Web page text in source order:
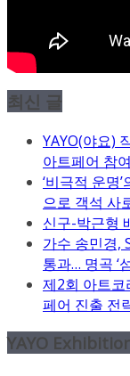
최신 글
YAYO(야요)
아트페어 참
‘비극적 운명
으로 객석 사
신구-박근형
가수 송민경,
통과… 명곡 ‘
제2회 아트
페어 진출 전
YAYO